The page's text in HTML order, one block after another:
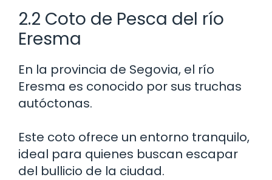
2.2 Coto de Pesca del río
Eresma
En la provincia de Segovia, el río
Eresma es conocido por sus truchas
autóctonas.
Este coto ofrece un entorno tranquilo,
ideal para quienes buscan escapar
del bullicio de la ciudad.